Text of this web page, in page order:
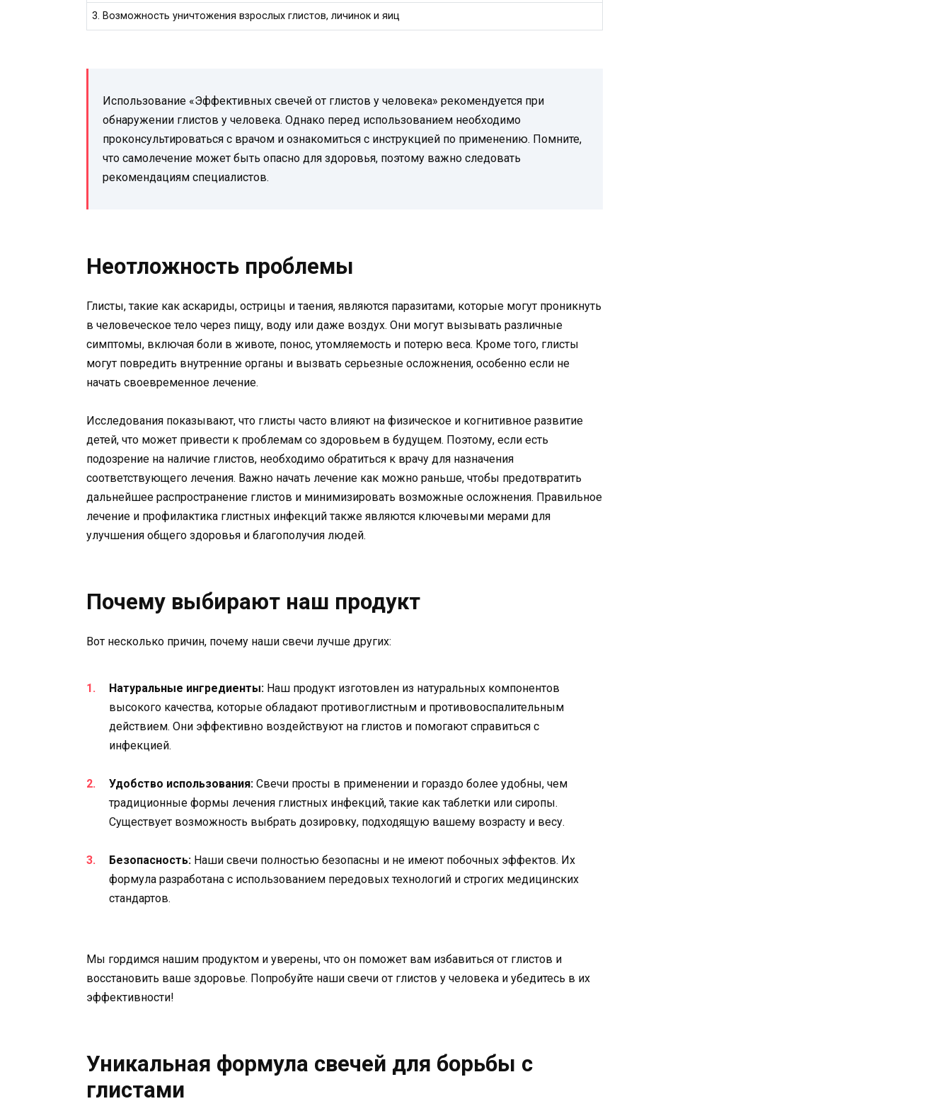
3. Возможность уничтожения взрослых глистов, личинок и яиц
Использование «Эффективных свечей от глистов у человека» рекомендуется при
обнаружении глистов у человека. Однако перед использованием необходимо
проконсультироваться с врачом и ознакомиться с инструкцией по применению. Помните,
что самолечение может быть опасно для здоровья, поэтому важно следовать
рекомендациям специалистов.
Неотложность проблемы
Глисты, такие как аскариды, острицы и таения, являются паразитами, которые могут проникнуть
в человеческое тело через пищу, воду или даже воздух. Они могут вызывать различные
симптомы, включая боли в животе, понос, утомляемость и потерю веса. Кроме того, глисты
могут повредить внутренние органы и вызвать серьезные осложнения, особенно если не
начать своевременное лечение.
Исследования показывают, что глисты часто влияют на физическое и когнитивное развитие
детей, что может привести к проблемам со здоровьем в будущем. Поэтому, если есть
подозрение на наличие глистов, необходимо обратиться к врачу для назначения
соответствующего лечения. Важно начать лечение как можно раньше, чтобы предотвратить
дальнейшее распространение глистов и минимизировать возможные осложнения. Правильное
лечение и профилактика глистных инфекций также являются ключевыми мерами для
улучшения общего здоровья и благополучия людей.
Почему выбирают наш продукт
Вот несколько причин, почему наши свечи лучше других:
Натуральные ингредиенты: Наш продукт изготовлен из натуральных компонентов
высокого качества, которые обладают противоглистным и противовоспалительным
действием. Они эффективно воздействуют на глистов и помогают справиться с
инфекцией.
Удобство использования: Свечи просты в применении и гораздо более удобны, чем
традиционные формы лечения глистных инфекций, такие как таблетки или сиропы.
Существует возможность выбрать дозировку, подходящую вашему возрасту и весу.
Безопасность: Наши свечи полностью безопасны и не имеют побочных эффектов. Их
формула разработана с использованием передовых технологий и строгих медицинских
стандартов.
Мы гордимся нашим продуктом и уверены, что он поможет вам избавиться от глистов и
восстановить ваше здоровье. Попробуйте наши свечи от глистов у человека и убедитесь в их
эффективности!
Уникальная формула свечей для борьбы с
глистами